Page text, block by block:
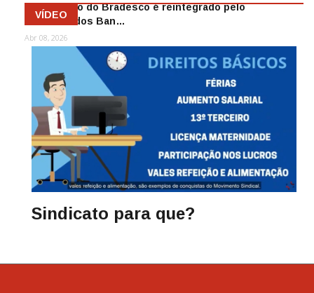
Funcionário do Bradesco é reintegrado pelo
Sindicato dos Ban…
Abr 08, 2026
VÍDEO
Sindicato para que?